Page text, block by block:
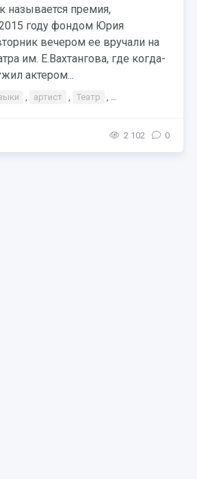
называется премия,
году фондом Юрия
вечером ее вручали на
им. Е.Вахтангова, где когда-
актером...
, артист , Театр , Тэги Театр Премия
2 102 0